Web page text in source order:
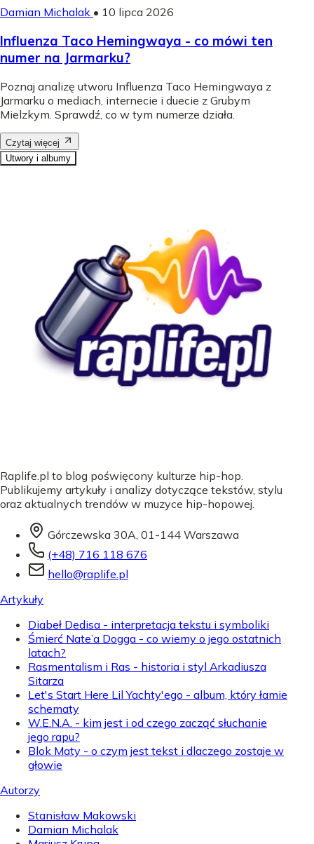
Damian Michalak • 10 lipca 2026
Influenza Taco Hemingwaya - co mówi ten
numer na Jarmarku?
Poznaj analizę utworu Influenza Taco Hemingwaya z
Jarmarku o mediach, internecie i duecie z Grubym
Mielzkym. Sprawdź, co w tym numerze działa.
Czytaj więcej
Utwory i albumy
Raplife.pl to blog poświęcony kulturze hip-hop.
Publikujemy artykuły i analizy dotyczące tekstów, stylu
oraz aktualnych trendów w muzyce hip-hopowej.
Górczewska 30A, 01-144 Warszawa
(+48) 716 118 676
hello@raplife.pl
Artykuły
Diabeł Dedisa - interpretacja tekstu i symboliki
Śmierć Nate’a Dogga - co wiemy o jego ostatnich
latach?
Rasmentalism i Ras - historia i styl Arkadiusza
Sitarza
Let's Start Here Lil Yachty'ego - album, który łamie
schematy
W.E.N.A. - kim jest i od czego zacząć słuchanie
jego rapu?
Blok Maty - o czym jest tekst i dlaczego zostaje w
głowie
Autorzy
Stanisław Makowski
Damian Michalak